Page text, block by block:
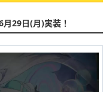
29日(月)実装！